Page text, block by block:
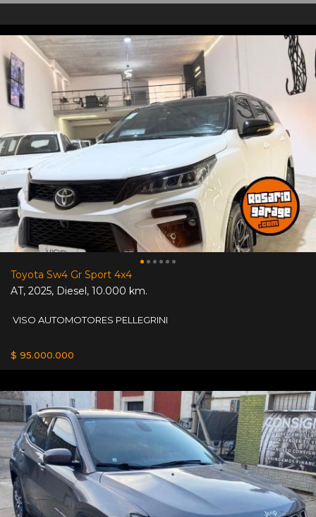
Toyota Sw4 Gr Sport 4x4
AT, 2025, Diesel, 10.000 km.
VISO AUTOMOTORES PELLEGRINI
$ 95.000.000